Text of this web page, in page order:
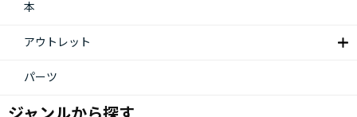
本
アウトレット
パーツ